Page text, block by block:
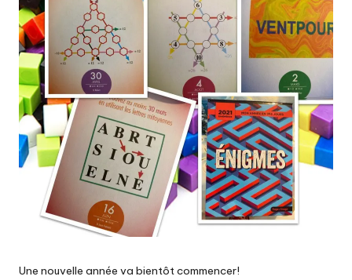
Une nouvelle année va bientôt commencer!